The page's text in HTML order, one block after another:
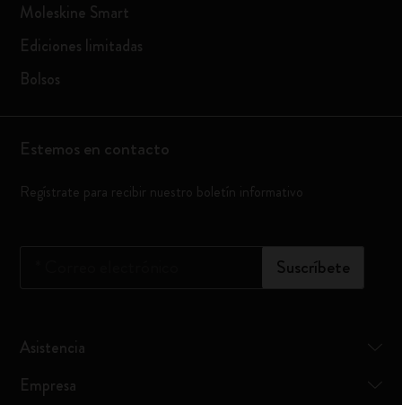
Moleskine Smart
Ediciones limitadas
Bolsos
Estemos en contacto
Regístrate para recibir nuestro boletín informativo
Suscríbete
Asistencia
Empresa